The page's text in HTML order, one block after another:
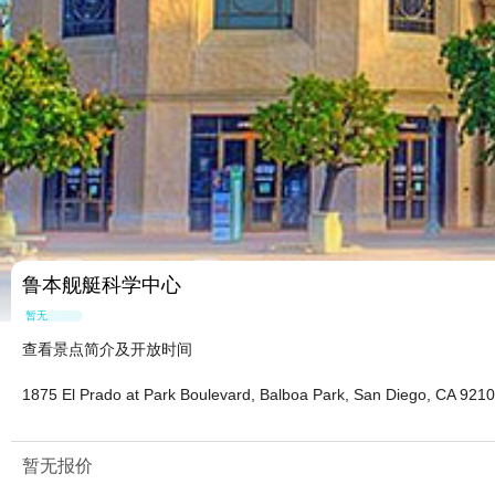
鲁本舰艇科学中心
暂无点评
查看景点简介及开放时间
1875 El Prado at Park Boulevard, Balboa Park, San Diego, CA
暂无报价